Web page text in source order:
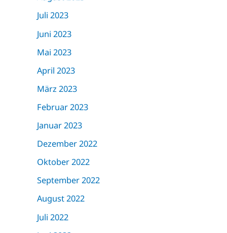
Juli 2023
Juni 2023
Mai 2023
April 2023
März 2023
Februar 2023
Januar 2023
Dezember 2022
Oktober 2022
September 2022
August 2022
Juli 2022